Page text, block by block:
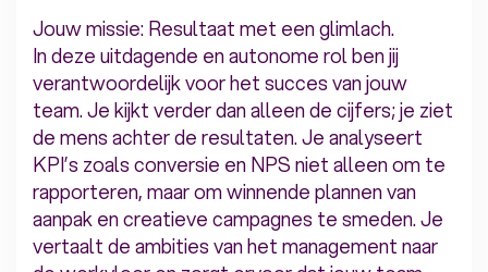
Jouw missie: Resultaat met een glimlach.
In deze uitdagende en autonome rol ben jij
verantwoordelijk voor het succes van jouw
team. Je kijkt verder dan alleen de cijfers; je ziet
de mens achter de resultaten. Je analyseert
KPI’s zoals conversie en NPS niet alleen om te
rapporteren, maar om winnende plannen van
aanpak en creatieve campagnes te smeden. Je
vertaalt de ambities van het management naar